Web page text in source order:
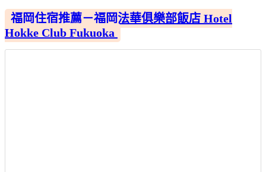
福岡住宿推薦－福岡法華俱樂部飯店 Hotel
Hokke Club Fukuoka